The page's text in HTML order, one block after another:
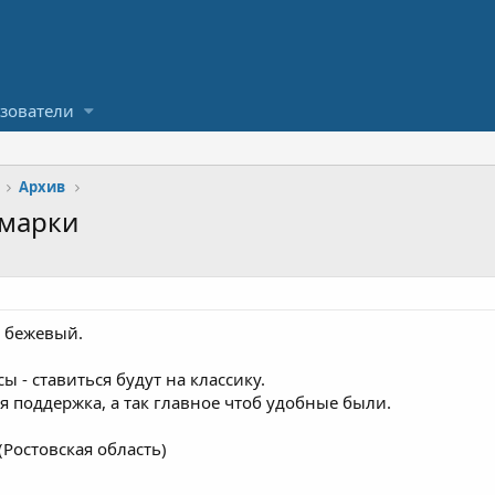
Архив
бежевый.
- ставиться будут на классику.
а так главное чтоб удобные были.
область)